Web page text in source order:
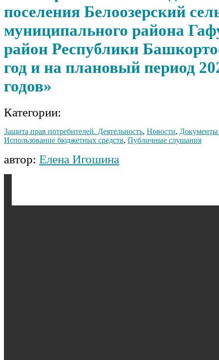
поселения Белоозерский
муниципального района
район Республики
год и на плановый период
годов»
Категории:
Защита прав потребителей. Деятельность, Новости,
Использование бюджетных средств, Публичные слушания
автор: Елена Игошина